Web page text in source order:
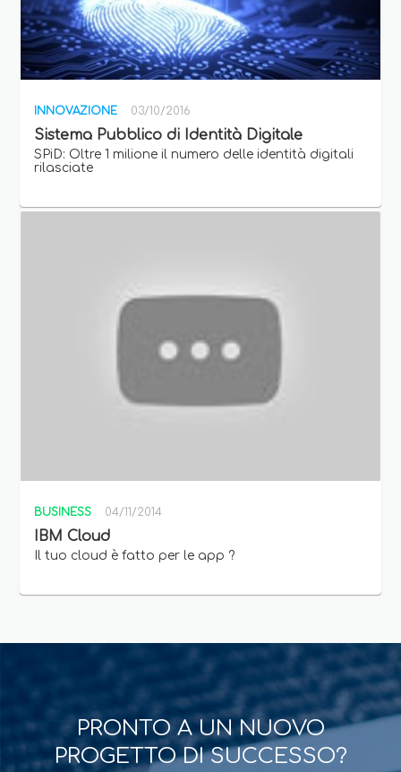
INNOVAZIONE 03/10/2016
Sistema Pubblico di Identità Digitale
SPiD: Oltre 1 milione il numero delle identità digitali
rilasciate
BUSINESS 04/11/2014
IBM Cloud
Il tuo cloud è fatto per le app ?
PRONTO A UN NUOVO
PROGETTO DI SUCCESSO?